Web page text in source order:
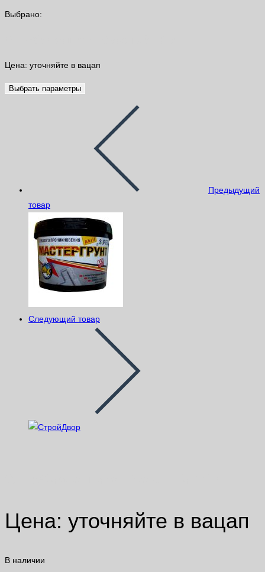
Выбрано:
Цена: уточняйте в вацап
Выбрать параметры
Предыдущий
товар
Следующий товар
Цена: уточняйте в вацап
В наличии